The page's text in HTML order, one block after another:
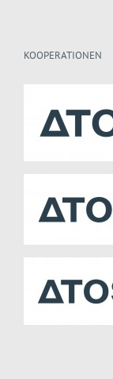
KOOPERATIONEN